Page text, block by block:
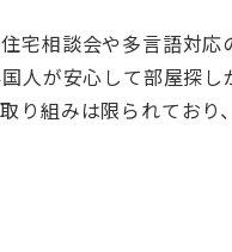
宅相談会や多言語対応
人が安心して部屋探
り組みは限られており